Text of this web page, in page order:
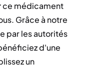
ce médicament
Grâce à notre
par les autorités
d'une
un